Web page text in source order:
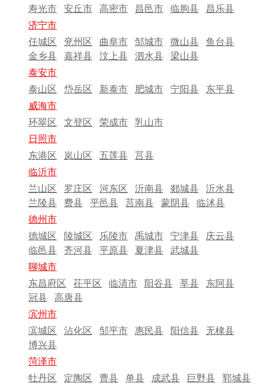
寿光市
安丘市 高密市 昌邑市 临朐县
昌乐县
济宁市
任城区
兖州区 曲阜市 邹城市 微山县
鱼台县
金乡县
嘉祥县 汶上县 泗水县
梁山县
泰安市
泰山区
岱岳区 新泰市 肥城市 宁阳县
东平县
威海市
环翠区
文登区 荣成市
乳山市
日照市
东港区
岚山区 五莲县
莒县
临沂市
兰山区
罗庄区 河东区 沂南县 郯城县
沂水县
兰陵县
费县 平邑县 莒南县 蒙阴县
临沭县
德州市
德城区
陵城区 乐陵市 禹城市 宁津县
庆云县
临邑县
齐河县 平原县 夏津县
武城县
聊城市
东昌府区
茌平区 临清市 阳谷县 莘县
东阿县
冠县
高唐县
滨州市
滨城区
沾化区 邹平市 惠民县 阳信县
无棣县
博兴县
菏泽市
牡丹区
定陶区 曹县 单县 成武县 巨野县
郓城县